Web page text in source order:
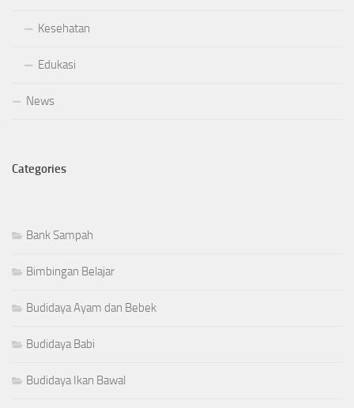
Kesehatan
Edukasi
News
Categories
Bank Sampah
Bimbingan Belajar
Budidaya Ayam dan Bebek
Budidaya Babi
Budidaya Ikan Bawal